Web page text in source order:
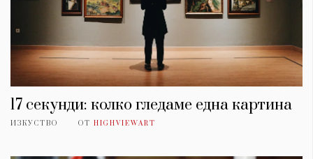
17 секунди: колко гледаме една картина
ИЗКУСТВО ОТ HIGHVIEWART